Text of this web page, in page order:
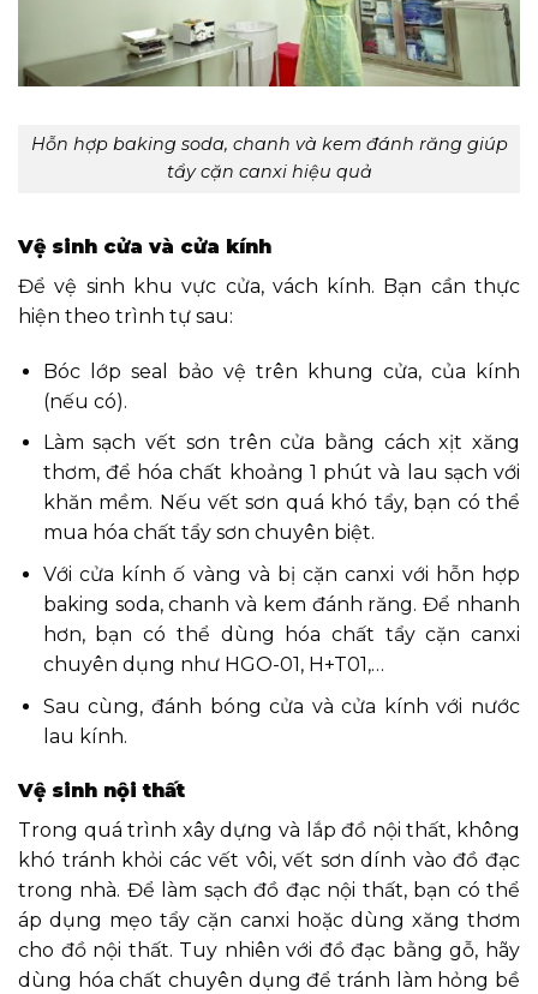
Hỗn hợp baking soda, chanh và kem đánh răng giúp
tẩy cặn canxi hiệu quả
Vệ sinh cửa và cửa kính
Để vệ sinh khu vực cửa, vách kính. Bạn cần thực
hiện theo trình tự sau:
Bóc lớp seal bảo vệ trên khung cửa, của kính
(nếu có).
Làm sạch vết sơn trên cửa bằng cách xịt xăng
thơm, để hóa chất khoảng 1 phút và lau sạch với
khăn mềm. Nếu vết sơn quá khó tẩy, bạn có thể
mua hóa chất tẩy sơn chuyên biệt.
Với cửa kính ố vàng và bị cặn canxi với hỗn hợp
baking soda, chanh và kem đánh răng. Để nhanh
hơn, bạn có thể dùng hóa chất tẩy cặn canxi
chuyên dụng như HGO-01, H+T01,…
Sau cùng, đánh bóng cửa và cửa kính với nước
lau kính.
Vệ sinh nội thất
Trong quá trình xây dựng và lắp đồ nội thất, không
khó tránh khỏi các vết vôi, vết sơn dính vào đồ đạc
trong nhà. Để làm sạch đồ đạc nội thất, bạn có thể
áp dụng mẹo tẩy cặn canxi hoặc dùng xăng thơm
cho đồ nội thất. Tuy nhiên với đồ đạc bằng gỗ, hãy
dùng hóa chất chuyên dụng để tránh làm hỏng bề